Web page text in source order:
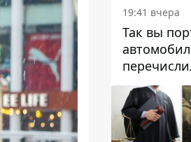
19:41 вчера
Так вы
привычки
которые
вредят